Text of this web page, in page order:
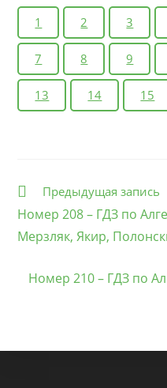
1 2 3
7 8 9
13 14 15
Еще
Предыдущая запись
Номер 208 – ГДЗ по
Мерзляк, Якир,
Номер 210 – ГДЗ по